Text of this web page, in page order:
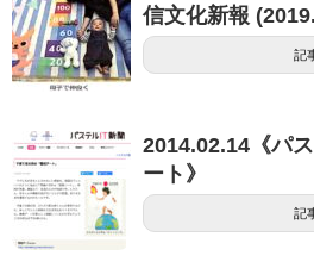
信文化新報
記
2014.02.14《パ
ート》
記